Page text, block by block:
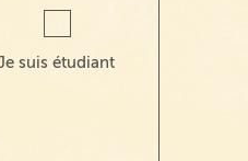
suis étudiant